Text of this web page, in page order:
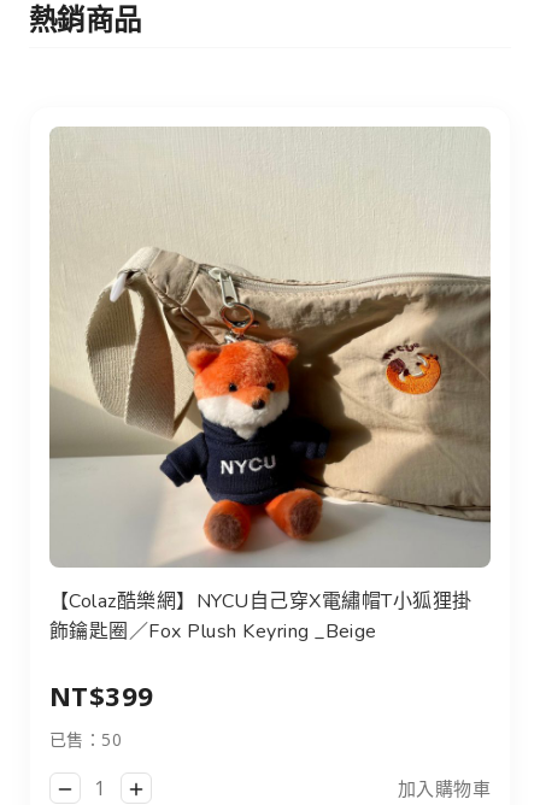
熱銷商品
【Colaz酷樂網】NYCU自己穿X電繡帽T小狐狸掛飾
【Colaz酷樂網】NYCU自己穿X電繡帽T小狐狸掛
飾鑰匙圈／Fox Plush Keyring _Beige
NT$399
已售：50
加入購物車